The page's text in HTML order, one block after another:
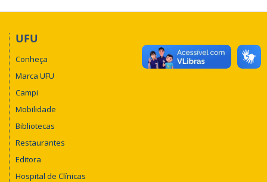
UFU
Conheça
Marca UFU
Campi
Mobilidade
Bibliotecas
Restaurantes
Editora
Hospital de Clínicas